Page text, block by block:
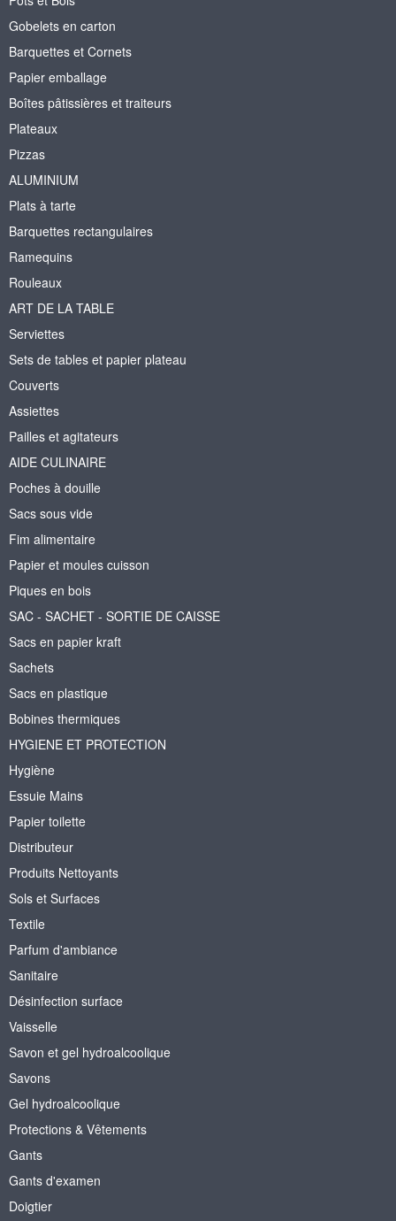
Gobelets en carton
Barquettes et Cornets
Papier emballage
Boîtes pâtissières et traiteurs
Plateaux
Pizzas
ALUMINIUM
Plats à tarte
Barquettes rectangulaires
Ramequins
Rouleaux
ART DE LA TABLE
Serviettes
Sets de tables et papier plateau
Couverts
Assiettes
Pailles et agitateurs
AIDE CULINAIRE
Poches à douille
Sacs sous vide
Fim alimentaire
Papier et moules cuisson
Piques en bois
SAC - SACHET - SORTIE DE CAISSE
Sacs en papier kraft
Sachets
Sacs en plastique
Bobines thermiques
HYGIENE ET PROTECTION
Hygiène
Essuie Mains
Papier toilette
Distributeur
Produits Nettoyants
Sols et Surfaces
Textile
Parfum d'ambiance
Sanitaire
Désinfection surface
Vaisselle
Savon et gel hydroalcoolique
Savons
Gel hydroalcoolique
Protections & Vêtements
Gants
Gants d'examen
Doigtier